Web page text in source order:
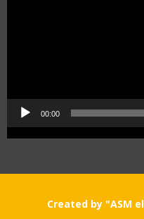
00:00
Created by "ASM